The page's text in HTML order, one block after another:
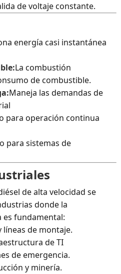
de voltaje constante.
energía casi instantánea
La combustión
de combustible.
Maneja las demandas de
para operación continua
para sistemas de
de alta velocidad se
donde la
es fundamental:
líneas de montaje.
de TI
de emergencia.
y minería.